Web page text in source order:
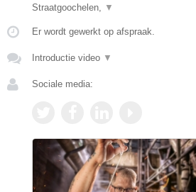
Straatgoochelen, ▼
Er wordt gewerkt op afspraak.
Introductie video ▼
Sociale media: